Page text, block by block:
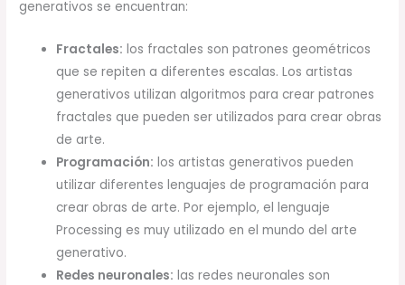
generativos se encuentran:
Fractales: los fractales son patrones geométricos
que se repiten a diferentes escalas. Los artistas
generativos utilizan algoritmos para crear patrones
fractales que pueden ser utilizados para crear obras
de arte.
Programación: los artistas generativos pueden
utilizar diferentes lenguajes de programación para
crear obras de arte. Por ejemplo, el lenguaje
Processing es muy utilizado en el mundo del arte
generativo.
Redes neuronales: las redes neuronales son